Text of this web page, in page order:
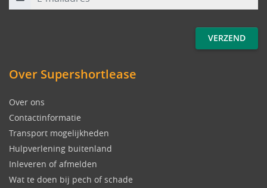
Over Supershortlease
Over ons
Contactinformatie
Transport mogelijkheden
Hulpverlening buitenland
Inleveren of afmelden
Wat te doen bij pech of schade